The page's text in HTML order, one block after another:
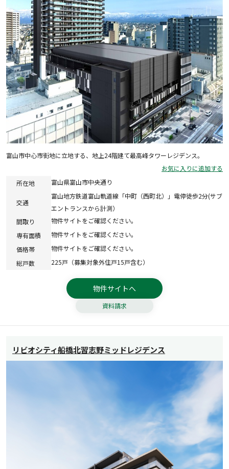
富山市中心市街地に立地する、地上24階建て最高峰タワーレジデンス。
お気に入りに追加する
所在地
富山県富山市中央通り
専有面積 物件サイトをご確認ください。
交通
富山地方鉄道富山軌道線「中町（西町北）」電停徒歩2分(サブ
エントランスから計測）
価格帯 物件サイトをご確認ください。
間取り 物件サイトをご確認ください。
総戸数 225戸（募集対象外住戸15戸含む）
物件サイトへ
資料請求
リビオシティ船橋北習志野ミッドレジデンス